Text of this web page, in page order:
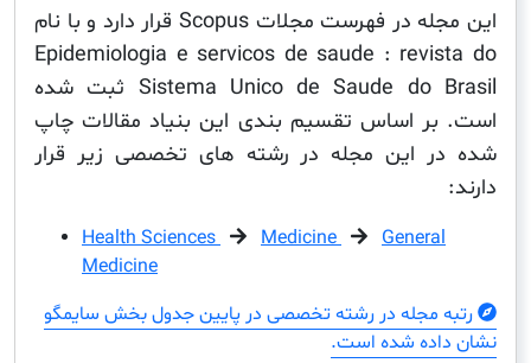
این مجله در فهرست مجلات Scopus قرار دارد و با نام
Epidemiologia e servicos de saude :
Sistema Unico de Saude do Brasil ثبت شده
اساس تقسیم بندی این بنیاد مقالات چاپ
این مجله در رشته های تخصصی زیر قرار
Health Sciences Medicine
مجله در رشته تخصصی در پایین جدول بخش سایمگو
شده است.